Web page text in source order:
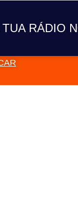
TUA RÁDIO
A TUA